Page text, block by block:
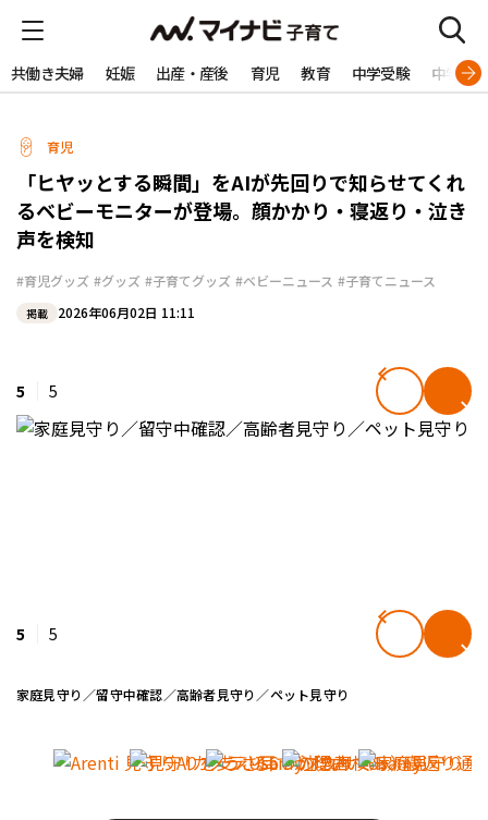
共働き夫婦 妊娠 出産・産後 育児 教育 中学受験 中学生
育児
「ヒヤッとする瞬間」をAIが先回りで知らせてくれ
るベビーモニターが登場。顔かかり・寝返り・泣き
声を検知
#育児グッズ #グッズ #子育てグッズ #ベビーニュース #子育てニュース
掲載 2026年06月02日 11:11
5 5
5 5
家庭見守り／留守中確認／高齢者見守り／ペット見守り